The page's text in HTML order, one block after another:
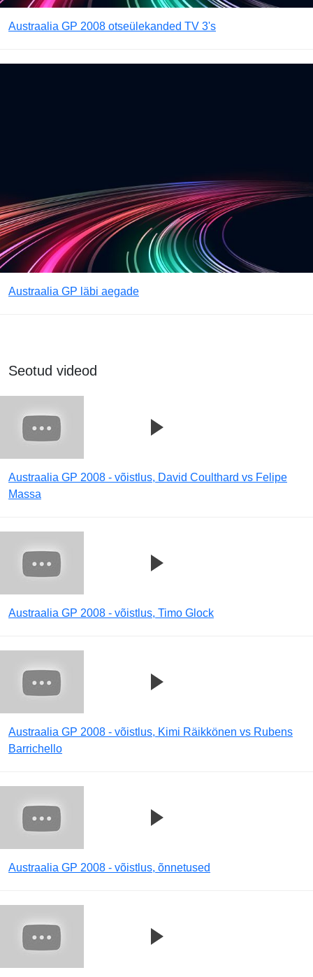
Austraalia GP 2008 otseülekanded TV 3's
Austraalia GP läbi aegade
Seotud videod
Austraalia GP 2008 - võistlus, David Coulthard vs Felipe
Massa
Austraalia GP 2008 - võistlus, Timo Glock
Austraalia GP 2008 - võistlus, Kimi Räikkönen vs Rubens
Barrichello
Austraalia GP 2008 - võistlus, õnnetused